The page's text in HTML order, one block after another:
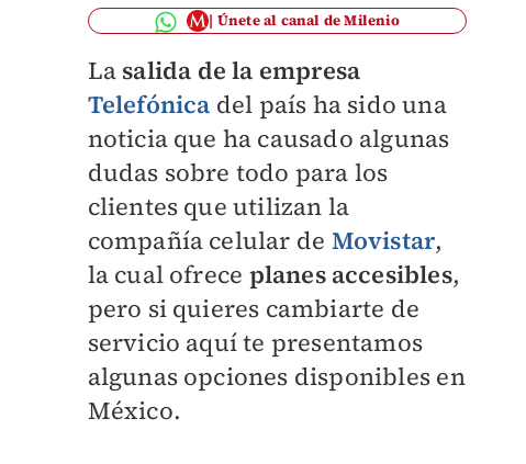
Únete al canal de Milenio
La salida de la empresa
Telefónica del país ha sido una
noticia que ha causado algunas
dudas sobre todo para los
clientes que utilizan la
compañía celular de Movistar,
la cual ofrece planes accesibles,
pero si quieres cambiarte de
servicio aquí te presentamos
algunas opciones disponibles en
México.